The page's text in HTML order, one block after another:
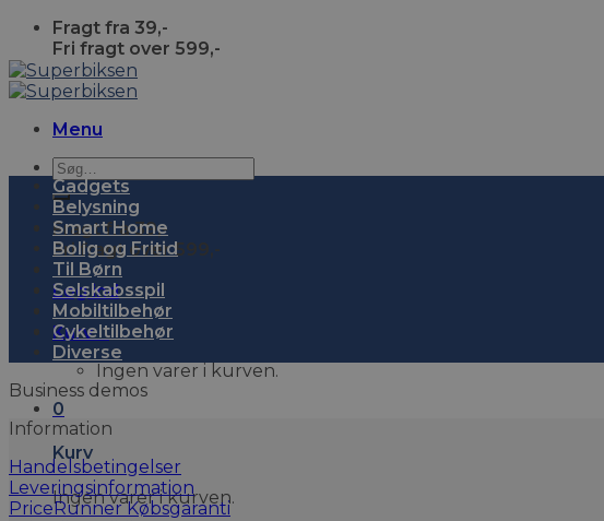
Skip
content
Fragt fra 39,-
Fri fragt over 599,-
Menu
Søg
efter:
Fragt fra 39,-
Fri fragt over 599,-
Log ind
Kurv0
Ingen varer i kurven.
0
Kurv
Ingen varer i kurven.
Gadgets
Belysning
Smart Home
Bolig og Fritid
Til Børn
Selskabsspil
Mobiltilbehør
Cykeltilbehør
Diverse
Business demos
Information
Handelsbetingelser
Leveringsinformation
PriceRunner Købsgaranti